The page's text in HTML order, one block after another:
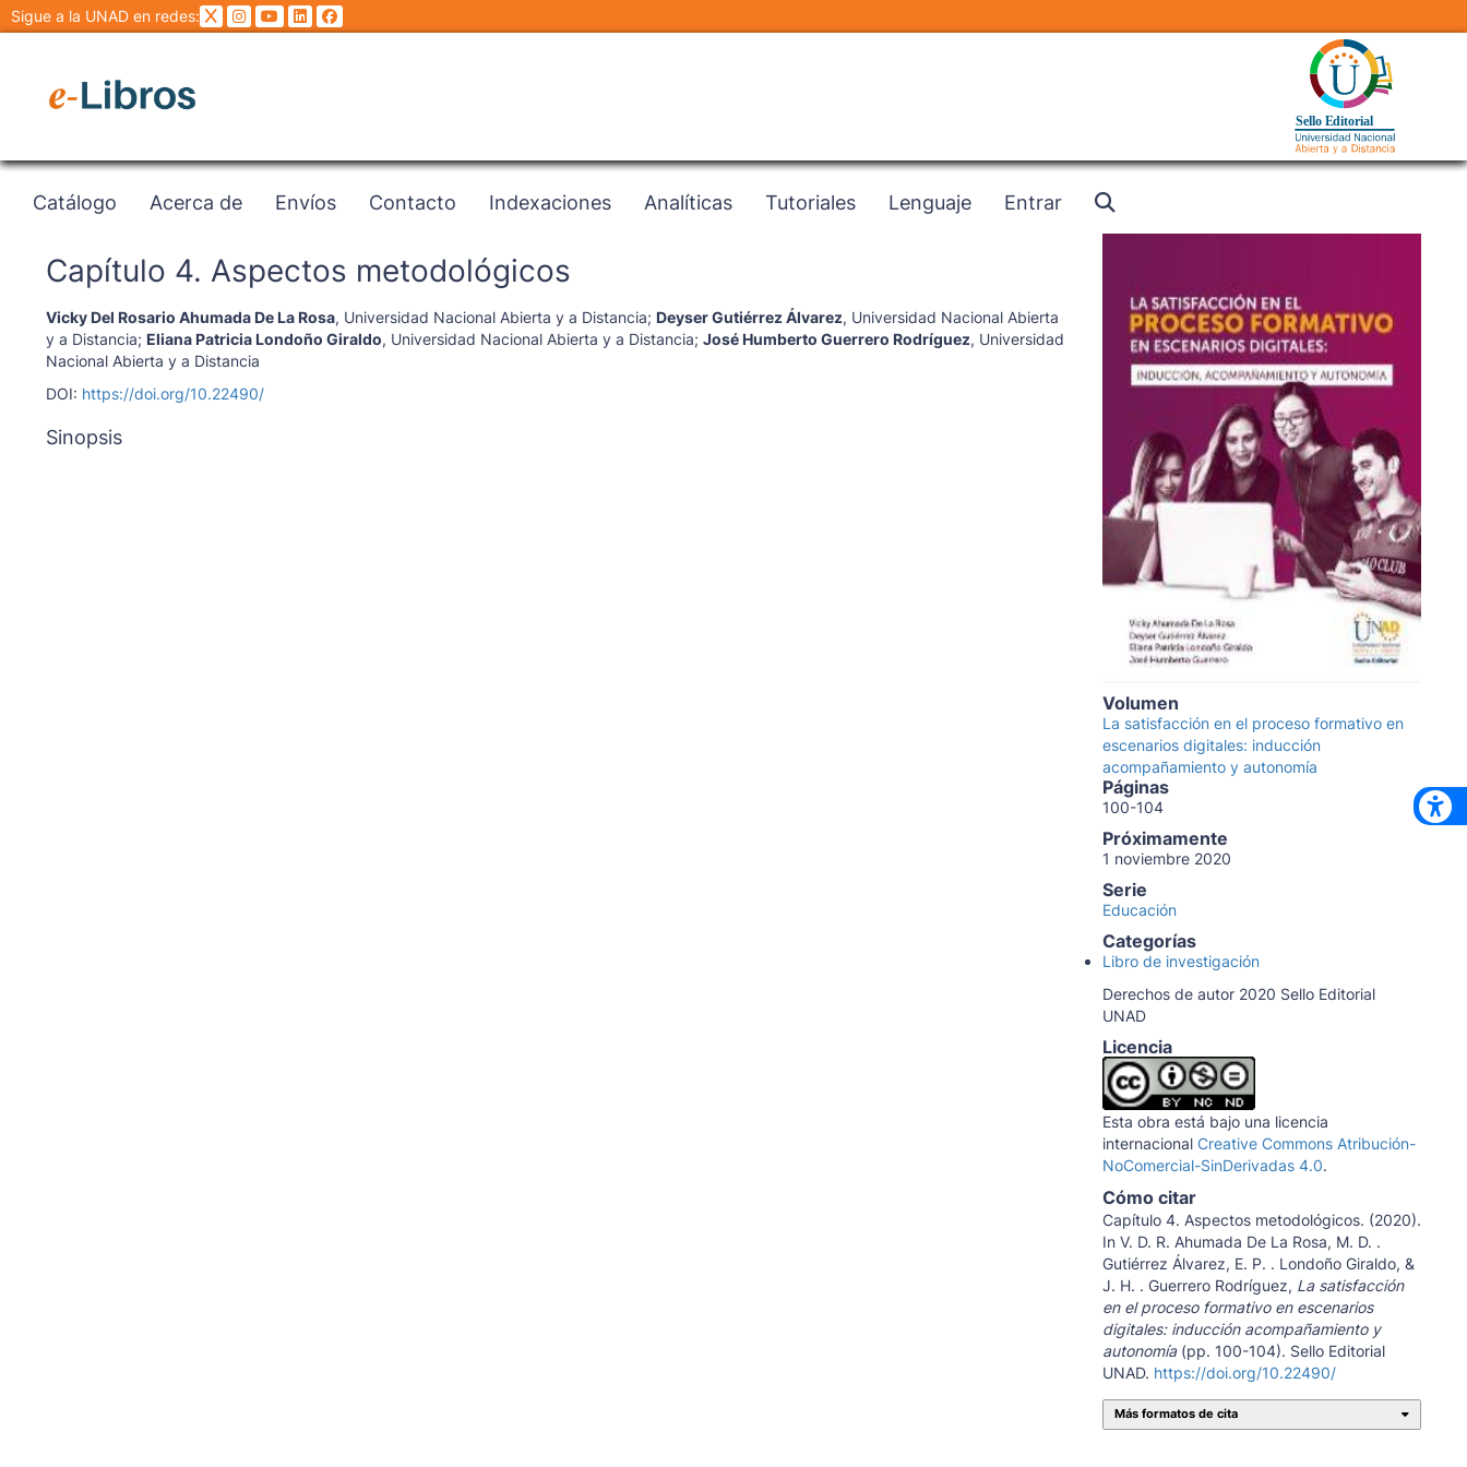
Sigue a la UNAD en redes:
Catálogo Acerca de Envíos Contacto Indexaciones Analíticas Tutoriales Lenguaje Entrar
Capítulo 4. Aspectos metodológicos
Vicky Del Rosario Ahumada De La Rosa, Universidad Nacional Abierta y a Distancia; Deyser Gutiérrez Álvarez, Universidad Nacional Abierta
y a Distancia; Eliana Patricia Londoño Giraldo, Universidad Nacional Abierta y a Distancia; José Humberto Guerrero Rodríguez, Universidad
Nacional Abierta y a Distancia
DOI: https://doi.org/10.22490/
Sinopsis
Volumen
La satisfacción en el proceso formativo en
escenarios digitales: inducción
acompañamiento y autonomía
Páginas
100-104
Próximamente
1 noviembre 2020
Serie
Educación
Categorías
Libro de investigación
Derechos de autor 2020 Sello Editorial
UNAD
Licencia
Esta obra está bajo una licencia
internacional Creative Commons Atribución-
NoComercial-SinDerivadas 4.0.
Cómo citar
Capítulo 4. Aspectos metodológicos. (2020).
In V. D. R. Ahumada De La Rosa, M. D. .
Gutiérrez Álvarez, E. P. . Londoño Giraldo, &
J. H. . Guerrero Rodríguez, La satisfacción
en el proceso formativo en escenarios
digitales: inducción acompañamiento y
autonomía (pp. 100-104). Sello Editorial
UNAD. https://doi.org/10.22490/
Más formatos de cita